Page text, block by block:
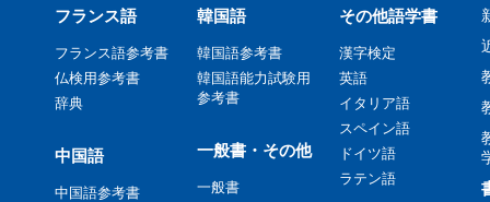
フランス語
フランス語参考書
仏検用参考書
辞典
中国語
中国語参考書
韓国語
韓国語参考書
韓国語能力試験用
参考書
一般書・その他
一般書
その他語学書
漢字検定
英語
イタリア語
スペイン語
ドイツ語
ラテン語